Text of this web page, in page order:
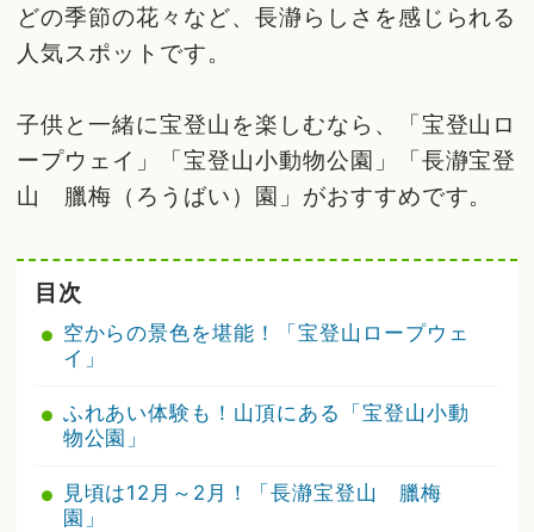
どの季節の花々など、長瀞らしさを感じられる
人気スポットです。
子供と一緒に宝登山を楽しむなら、「宝登山ロ
ープウェイ」「宝登山小動物公園」「長瀞宝登
山 臘梅（ろうばい）園」がおすすめです。
目次
空からの景色を堪能！「宝登山ロープウェ
イ」
ふれあい体験も！山頂にある「宝登山小動
物公園」
見頃は12月～2月！「長瀞宝登山 臘梅
園」